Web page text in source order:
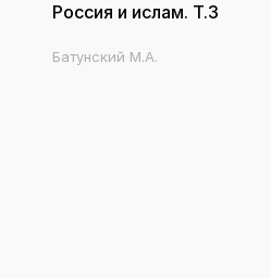
Россия и ислам. Т.3
Батунский М.А.